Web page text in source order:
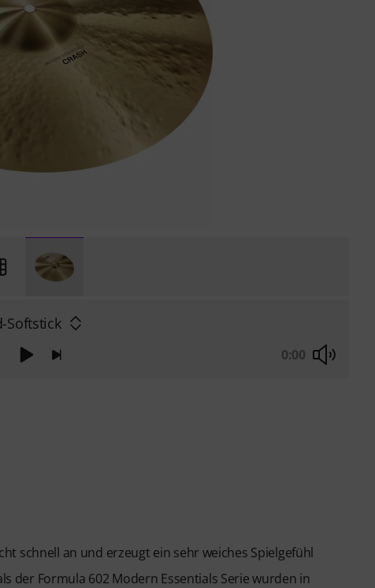
Softstick
0:00
schnell an und erzeugt ein sehr weiches Spielgefühl
der Formula 602 Modern Essentials Serie wurden in